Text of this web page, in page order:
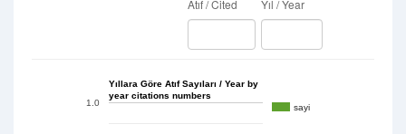
Atıf / Cited Yıl / Year
Yıllara Göre Atıf Sayıları / Year by
year citations numbers
sayi
1.0